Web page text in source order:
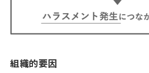
組織的要因